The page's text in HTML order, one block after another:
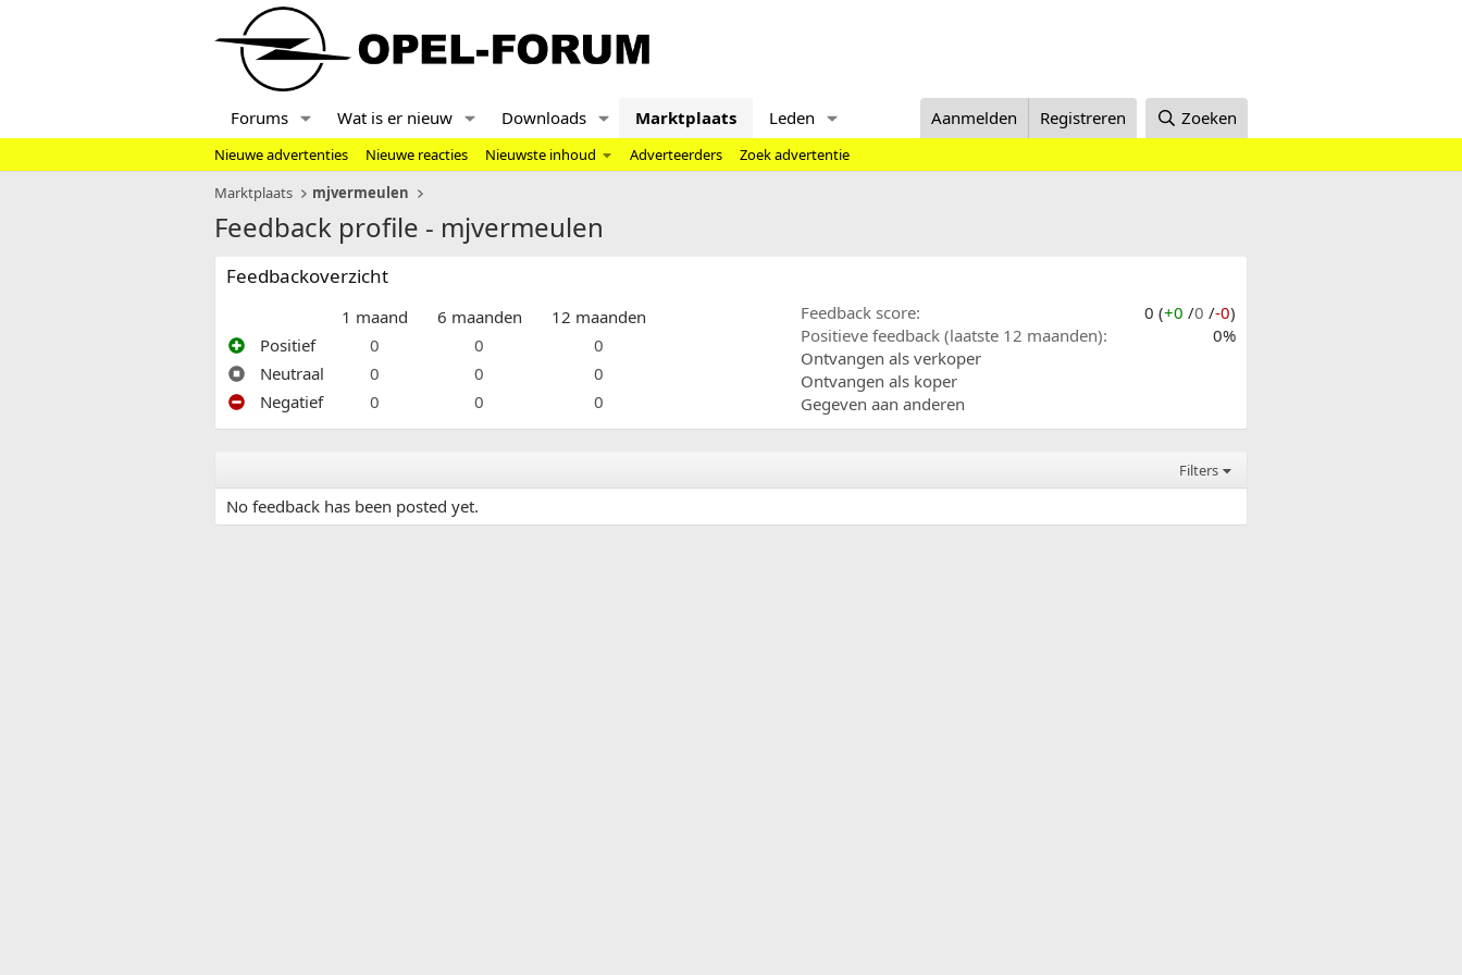
Forums Wat is er nieuw Downloads Marktplaats Leden Aanmelden Registreren Zoeken
Nieuwe advertenties Nieuwe reacties Nieuwste inhoud Adverteerders
Zoek advertentie
Marktplaats
mjvermeulen
Feedback profile - mjvermeulen
Feedbackoverzicht
1 maand 6 maanden
12 maanden
Positief
0 0
0
Neutraal
0 0
0
Negatief
0 0 0
Feedback score 0 (+0 /0 /-0)
Positieve feedback (laatste 12 maanden)
0%
Ontvangen als verkoper
Ontvangen als koper
Gegeven aan anderen
Filters
No feedback has been posted yet.